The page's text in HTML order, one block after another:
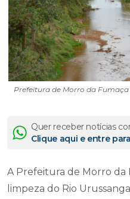
Prefeitura de Morro da
Quer receber notícias
Clique aqui e entre
A Prefeitura de Morro da
limpeza do Rio